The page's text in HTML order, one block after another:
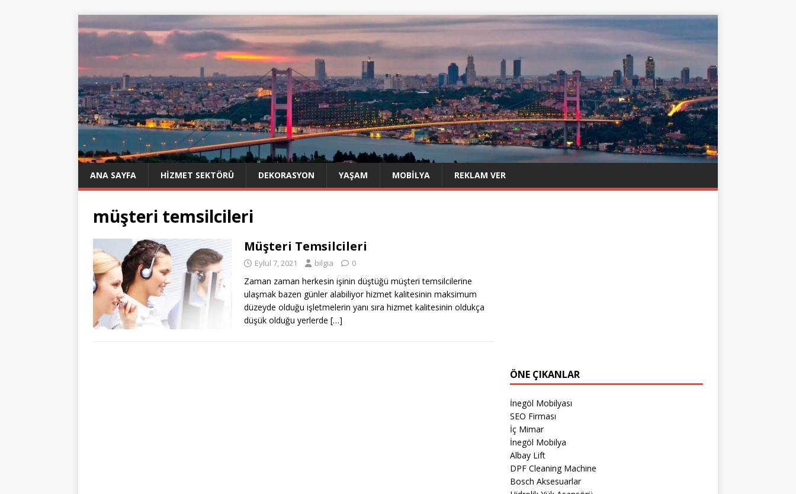
ANA SAYFA HIZMET SEKTÖRÜ DEKORASYON YAŞAM MOBILYA REKLAM VER
müşteri temsilcileri
Müşteri Temsilcileri
Eylül 7, 2021 bilgia 0
Zaman zaman herkesin işinin düştüğü müşteri temsilcilerine
ulaşmak bazen günler alabiliyor hizmet kalitesinin maksimum
düzeyde olduğu işletmelerin yanı sıra hizmet kalitesinin oldukça
düşük olduğu yerlerde […]
ÖNE ÇIKANLAR
İnegöl Mobilyası
SEO Firması
İç Mimar
İnegöl Mobilya
Albay Lift
DPF Cleaning Machine
Bosch Aksesuarlar